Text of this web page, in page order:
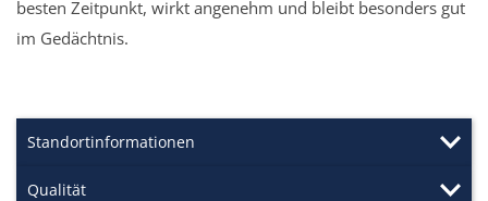
besten Zeitpunkt, wirkt angenehm und bleibt besonders gut
im Gedächtnis.
Standortinformationen
Qualität